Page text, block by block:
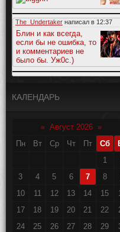
The_Undertaker написал в 12:37
Блин и как всегда,
если бы не ошибка, то
и комментариев не
было бы. Уж0с.)
КАЛЕНДАРЬ
« Август 2026 »
Пн
Вт Ср Чт Пт Сб
1
3
4 5 6 7 8
10
11 12 13 14 15
17
18 19 20 21 22
24
25 26 27 28 29